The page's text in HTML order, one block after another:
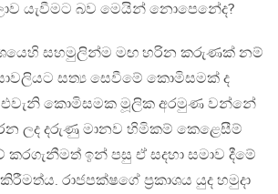
යැවීමට බව මෙයින් නොපෙනේද?
සහමුලින්ම මඟ හරින කරුණක් නම්
සත්‍ය සෙවීමේ කොමිසමක් ද
කොමිසමක මූලික අරමුණ වන්නේ
ලද දරුණු මානව හිමිකම් කෙළෙසීම්
කරගැනීමත් ඉන් පසු ඒ සදහා සමාව දීමේ
රාජපක්ෂගේ ප්‍රකාශය යුද හමුදා